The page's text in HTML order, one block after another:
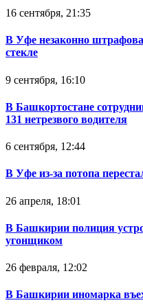
16 сентября, 21:35
В Уфе незаконно
стекле
9 сентября, 16:10
В Башкортостане
131 нетрезвого водителя
6 сентября, 12:44
В Уфе из-за потопа
26 апреля, 18:01
В Башкирии полиция
угонщиком
26 февраля, 12:02
В Башкирии иномарка